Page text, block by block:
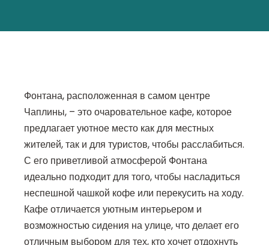
Фонтана, расположенная в самом центре
Чаплины, – это очаровательное кафе, которое
предлагает уютное место как для местных
жителей, так и для туристов, чтобы расслабиться.
С его приветливой атмосферой Фонтана
идеально подходит для того, чтобы насладиться
неспешной чашкой кофе или перекусить на ходу.
Кафе отличается уютным интерьером и
возможностью сидения на улице, что делает его
отличным выбором для тех, кто хочет отдохнуть